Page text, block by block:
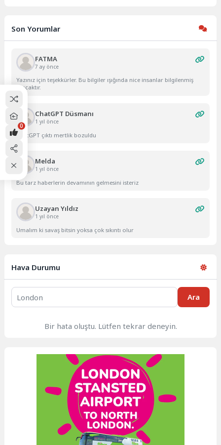
Son Yorumlar
FATMA
7 ay önce
Yazınız için teşekkürler. Bu bilgiler ışığında nice insanlar bilgilenmiş
olacaktır.
ChatGPT Düsmanı
1 yıl önce
ChatGPT çıktı mertlik bozuldu
Melda
1 yıl önce
Bu tarz haberlerin devamının gelmesini isteriz
Uzayan Yıldız
1 yıl önce
Umalım ki savaş bitsin yoksa çok sıkıntı olur
Hava Durumu
Ara
Bir hata oluştu. Lütfen tekrar deneyin.
0